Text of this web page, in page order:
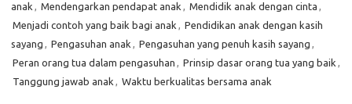
anak , Mendengarkan pendapat anak , Mendidik anak dengan cinta ,
Menjadi contoh yang baik bagi anak , Pendidikan anak dengan kasih
sayang , Pengasuhan anak , Pengasuhan yang penuh kasih sayang ,
Peran orang tua dalam pengasuhan , Prinsip dasar orang tua yang baik ,
Tanggung jawab anak , Waktu berkualitas bersama anak